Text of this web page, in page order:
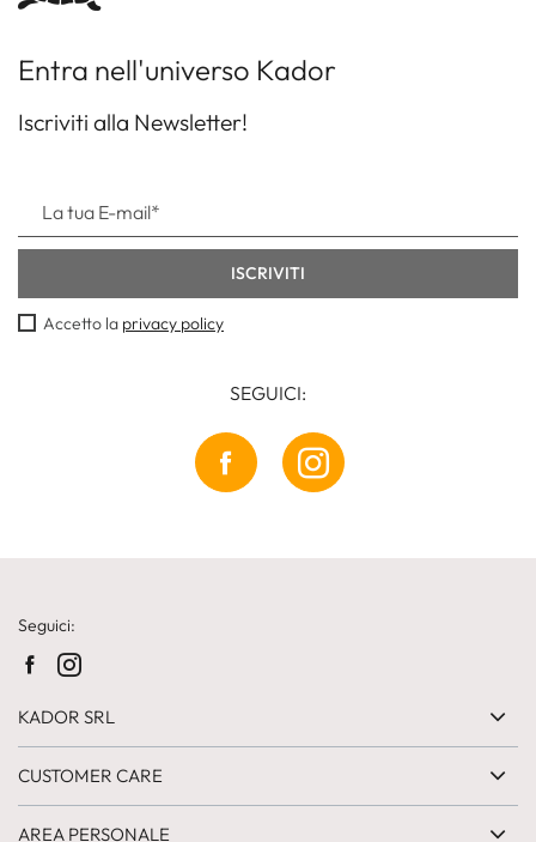
Entra nell'universo Kador
Iscriviti alla Newsletter!
Accetto la privacy policy
SEGUICI:
Seguici:
KADOR SRL
CUSTOMER CARE
AREA PERSONALE